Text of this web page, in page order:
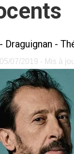
Draguignan -
07/2019 - Mis à